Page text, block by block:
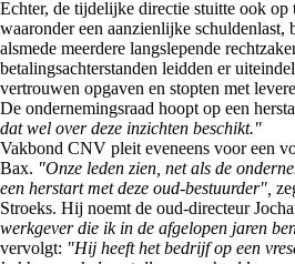
Echter, de tijdelijke directie stuitte ook op
waaronder een aanzienlijke schuldenlast,
alsmede meerdere langslepende
betalingsachterstanden leidden er
vertrouwen opgaven en stopten met
De ondernemingsraad hoopt op een
dat wel over deze inzichten beschikt."
Vakbond CNV pleit eveneens voor een
Bax. "Onze leden zien, net als de
een herstart met deze oud-bestuurder",
Stroeks. Hij noemt de oud-directeur
werkgever die ik in de afgelopen jaren
vervolgt: "Hij heeft het bedrijf op een